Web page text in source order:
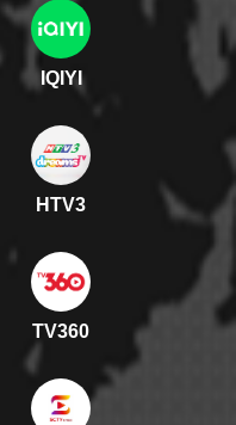
IQIYI
HTV3
TV360